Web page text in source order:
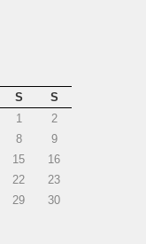
S
S
1
2
8
9
15
16
22
23
29
30